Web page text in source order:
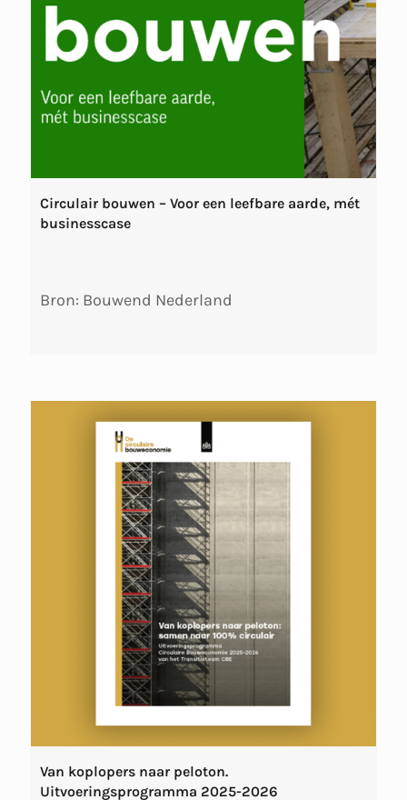
Circulair bouwen – Voor een leefbare aarde, mét
businesscase
Bron: Bouwend Nederland
Van koplopers naar peloton.
Uitvoeringsprogramma 2025-2026